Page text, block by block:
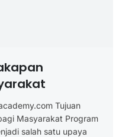
Tujuan
Masyarakat Program
salah satu upaya